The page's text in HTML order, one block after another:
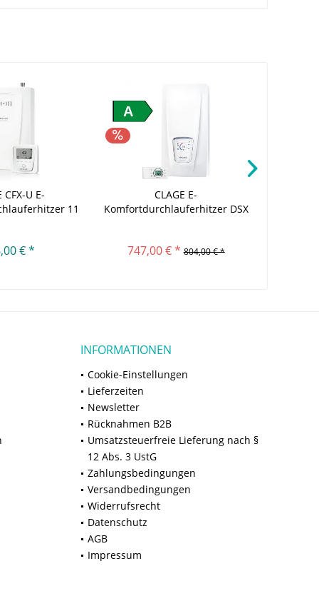
CFX-U E-
11
€ *
A
CLAGE E-
Komfortdurchlauferhitzer DSX
747,00 € * 804,00 € *
INFORMATIONEN
Cookie-Einstellungen
Lieferzeiten
Newsletter
Rücknahmen B2B
Umsatzsteuerfreie Lieferung nach §
12 Abs. 3 UstG
Zahlungsbedingungen
Versandbedingungen
Widerrufsrecht
Datenschutz
AGB
Impressum